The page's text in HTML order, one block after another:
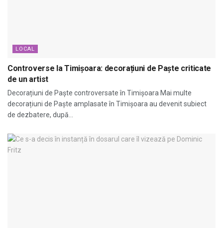
LOCAL
Controverse la Timișoara: decorațiuni de Paște criticate
de un artist
Decorațiuni de Paște controversate în Timișoara Mai multe
decorațiuni de Paște amplasate în Timișoara au devenit subiect
de dezbatere, după...